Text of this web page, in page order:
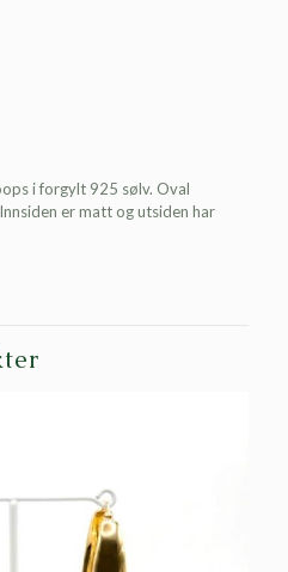
i forgylt 925 sølv. Oval
er matt og utsiden har